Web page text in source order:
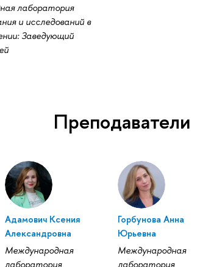
лаборатория
и исследований в
Заведующий
Преподаватели
Адамович Ксения
Александровна
Международная
лаборатория
Горбунова Анна
Юрьевна
Международная
лаборатория